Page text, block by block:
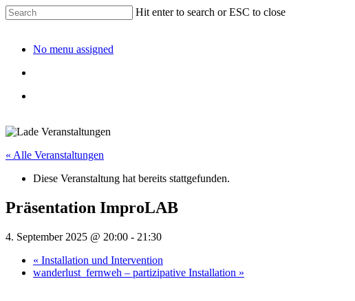
Hit enter to search or ESC to close
No menu assigned
« Alle Veranstaltungen
Diese Veranstaltung hat bereits stattgefunden.
Präsentation ImproLAB
4. September 2025 @ 20:00 - 21:30
« Installation und Intervention
wanderlust_fernweh – partizipative Installation »